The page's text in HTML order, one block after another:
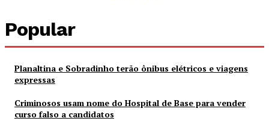
Popular
Planaltina e Sobradinho terão ônibus elétricos e viagens
expressas
Criminosos usam nome do Hospital de Base para vender
curso falso a candidatos